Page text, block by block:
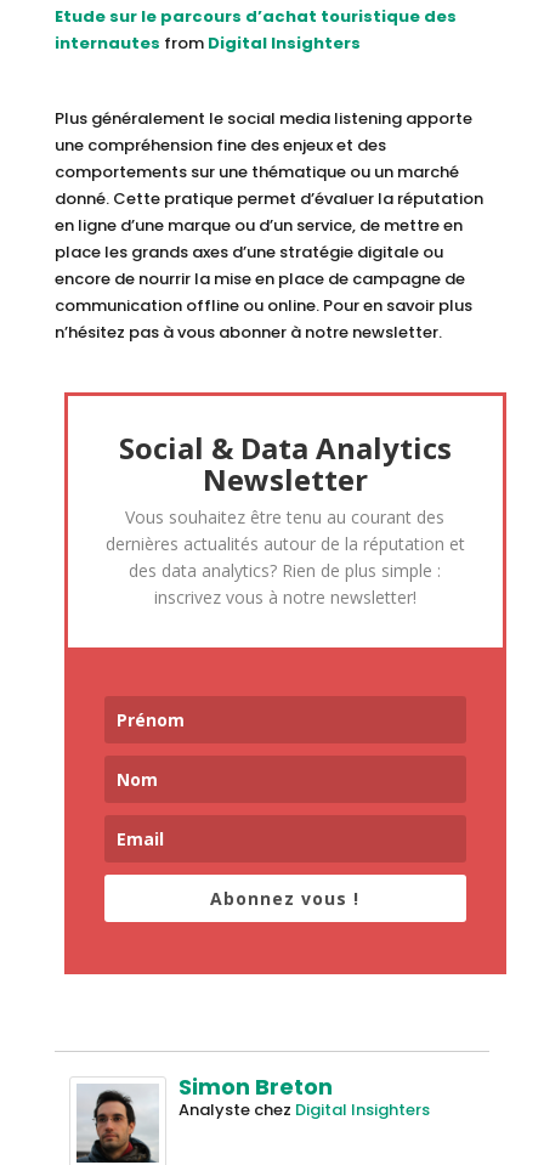
Etude sur le parcours d’achat touristique des
internautes from Digital Insighters
Plus généralement le social media listening apporte
une compréhension fine des enjeux et des
comportements sur une thématique ou un marché
donné. Cette pratique permet d’évaluer la réputation
en ligne d’une marque ou d’un service, de mettre en
place les grands axes d’une stratégie digitale ou
encore de nourrir la mise en place de campagne de
communication offline ou online. Pour en savoir plus
n’hésitez pas à vous abonner à notre newsletter.
Social & Data Analytics
Newsletter
Vous souhaitez être tenu au courant des
dernières actualités autour de la réputation et
des data analytics? Rien de plus simple :
inscrivez vous à notre newsletter!
Abonnez vous !
Simon Breton
Analystechez Digital Insighters